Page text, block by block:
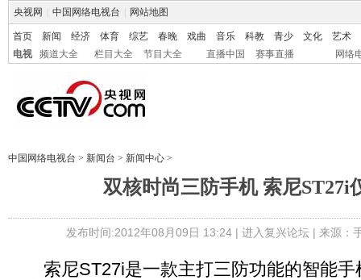
央视网 中国网络电视台 网站地图
首页 新闻 经济 体育 综艺 春晚 戏曲 音乐 科教 青少 文化
艺术
电视
频道大全 栏目大全 节目大全 直播中国 赛事直播 网络
中国网络电视台 > 新闻台 > 新闻中心 >
双核时尚三防手机 索尼ST27i
发布时间:2012年08月09日 13:24 | 进入复兴论坛| 来源：
索尼ST27i是一款主打三防功能的智能手